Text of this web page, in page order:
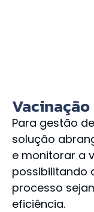
Vacinação
Para gestão
solução
e monitorar a
possibilitando
processo
eficiência.